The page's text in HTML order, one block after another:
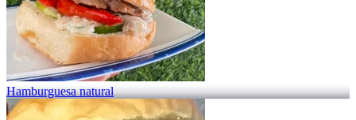
Hamburguesa natural